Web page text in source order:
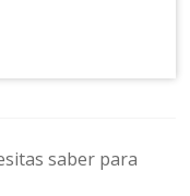
saber para